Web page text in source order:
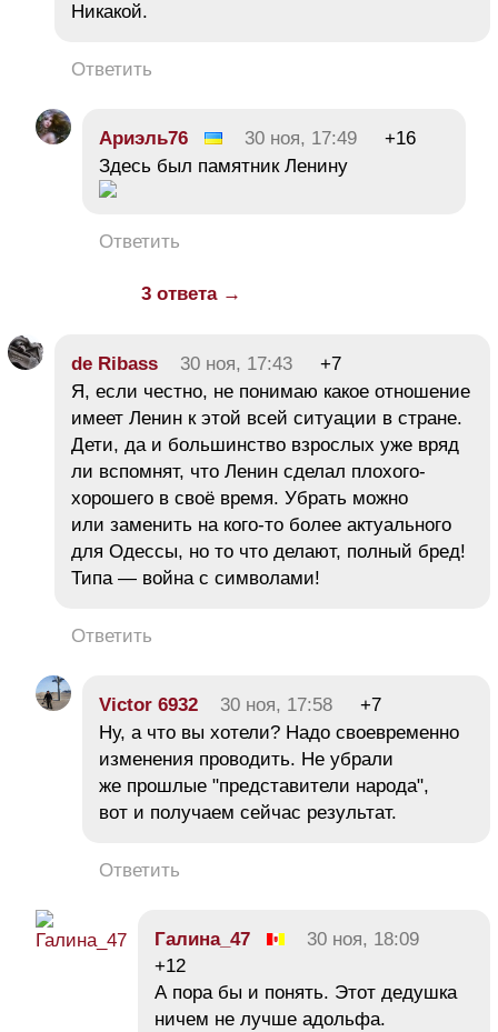
Никакой.
Ответить
Ариэль76 30 ноя, 17:49
+16
Здесь был памятник Ленину
Ответить
3 ответа →
de Ribass 30 ноя, 17:43
+7
Я, если честно, не понимаю какое отношение
имеет Ленин к этой всей ситуации в стране.
Дети, да и большинство взрослых уже вряд
ли вспомнят, что Ленин сделал плохого-
хорошего в своё время. Убрать можно
или заменить на кого-то более актуального
для Одессы, но то что делают, полный бред!
Типа — война с символами!
Ответить
Victor 6932 30 ноя, 17:58
+7
Ну, а что вы хотели? Надо своевременно
изменения проводить. Не убрали
же прошлые "представители народа",
вот и получаем сейчас результат.
Ответить
Галина_47
30 ноя, 18:09
+12
А пора бы и понять. Этот дедушка
ничем не лучше адольфа.